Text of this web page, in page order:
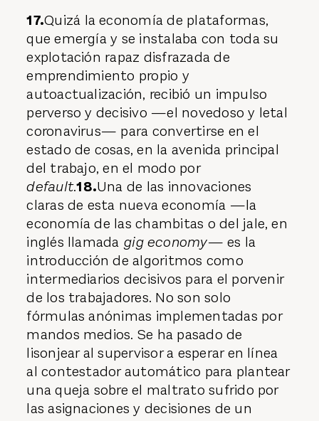
17.Quizá la economía de plataformas,
que emergía y se instalaba con toda su
explotación rapaz disfrazada de
emprendimiento propio y
autoactualización, recibió un impulso
perverso y decisivo —el novedoso y letal
coronavirus— para convertirse en el
estado de cosas, en la avenida principal
del trabajo, en el modo por
default.18.Una de las innovaciones
claras de esta nueva economía —la
economía de las chambitas o del jale, en
inglés llamada gig economy— es la
introducción de algoritmos como
intermediarios decisivos para el porvenir
de los trabajadores. No son solo
fórmulas anónimas implementadas por
mandos medios. Se ha pasado de
lisonjear al supervisor a esperar en línea
al contestador automático para plantear
una queja sobre el maltrato sufrido por
las asignaciones y decisiones de un